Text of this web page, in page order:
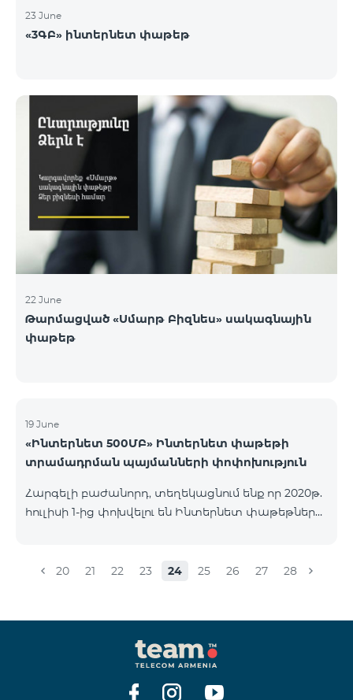
23 June
«3ԳԲ» ինտերնետ փաթեթ
22 June
Թարմացված «Սմարթ Բիզնես» սակագնային
փաթեթ
19 June
«Ինտերնետ 500ՄԲ» Ինտերնետ փաթեթի
տրամադրման պայմանների փոփոխություն
Հարգելի բաժանորդ, տեղեկացնում ենք որ 2020թ.
հուլիսի 1-ից փոխվելու են Ինտերնետ փաթեթների
վերամիացումները կդադարեցվեն 2)
այն կգօրծի մինչև տվյալ փաթեթի սպառման
ժամկետի վերջին օրը, իսկ հետվճարային
բաժանորդների համար 2020թ. հուլիսի 1-ից նոր
վերամիացումներ չեն լինի: 3) «Ինտերնետ 500ՄԲ»
20 21 22 23 24 25 26 27 28